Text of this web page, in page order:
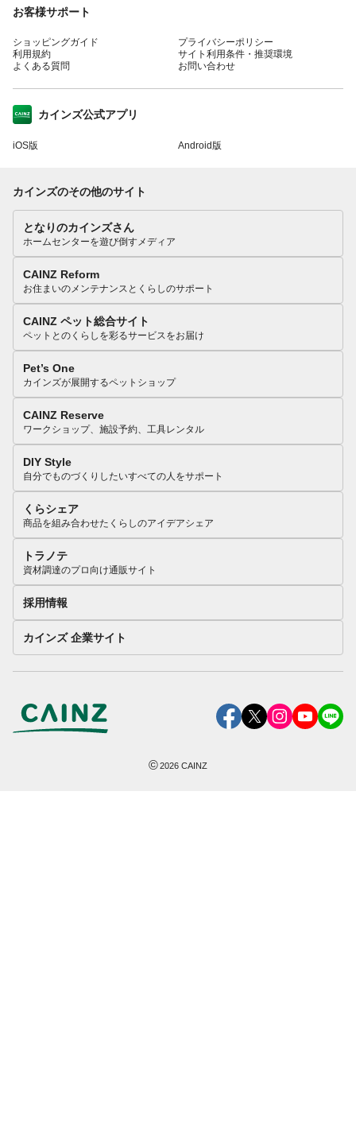
お客様サポート
ショッピングガイド
利用規約
よくある質問
プライバシーポリシー
サイト利用条件・推奨環境
お問い合わせ
カインズ公式アプリ
iOS版 Android版
カインズのその他のサイト
となりのカインズさん
ホームセンターを遊び倒すメディア
CAINZ Reform
お住まいのメンテナンスとくらしのサポート
CAINZ ペット総合サイト
ペットとのくらしを彩るサービスをお届け
Pet’s One
カインズが展開するペットショップ
CAINZ Reserve
ワークショップ、施設予約、工具レンタル
DIY Style
自分でものづくりしたいすべての人をサポート
くらシェア
商品を組み合わせたくらしのアイデアシェア
トラノテ
資材調達のプロ向け通販サイト
採用情報
カインズ 企業サイト
©2026 CAINZ